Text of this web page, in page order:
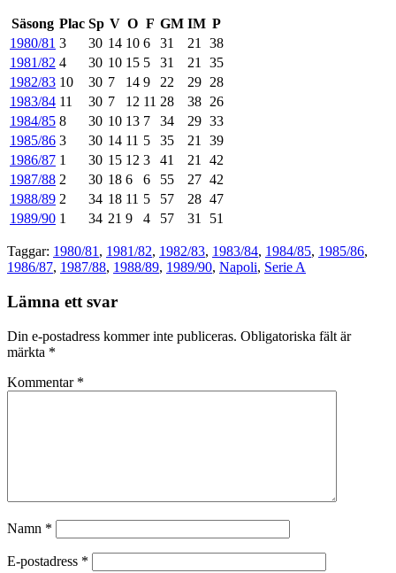
Säsong Plac Sp V O F GM IM P
1980/81 3 30 14 10 6 31 21 38
1981/82 4 30 10 15 5 31 21 35
1982/83 10 30 7 14 9 22 29 28
1983/84 11 30 7 12 11 28 38 26
1984/85 8 30 10 13 7 34 29 33
1985/86 3 30 14 11 5 35 21 39
1986/87 1 30 15 12 3 41 21 42
1987/88 2 30 18 6 6 55 27 42
1988/89 2 34 18 11 5 57 28 47
1989/90 1 34 21 9 4 57 31 51
Taggar: 1980/81, 1981/82, 1982/83, 1983/84, 1984/85, 1985/86,
1986/87, 1987/88, 1988/89, 1989/90, Napoli, Serie A
Lämna ett svar
Din e-postadress kommer inte publiceras. Obligatoriska fält är
märkta *
Kommentar *
Namn *
E-postadress *